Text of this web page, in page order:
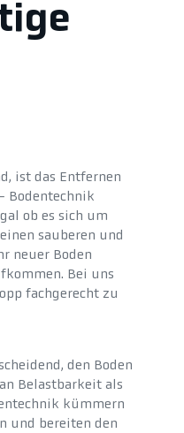
ist das Entfernen
Bodentechnik
ob es sich um
sauberen und
neuer Boden
Bei uns
fachgerecht zu
den Boden
Belastbarkeit als
kümmern
und bereiten den